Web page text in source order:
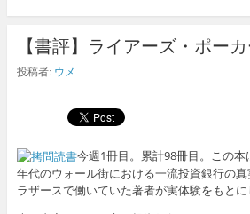
【書評】ライアーズ・ポー
投稿者: ウメ
今週1冊目。累計98冊目。この
年代のウォール街における一流投資銀行の
ラザースで働いていた著者が実体験をもとに